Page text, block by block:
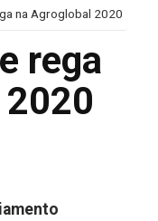
na Agroglobal 2020
rega